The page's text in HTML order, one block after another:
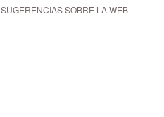
SUGERENCIAS SOBRE LA WEB